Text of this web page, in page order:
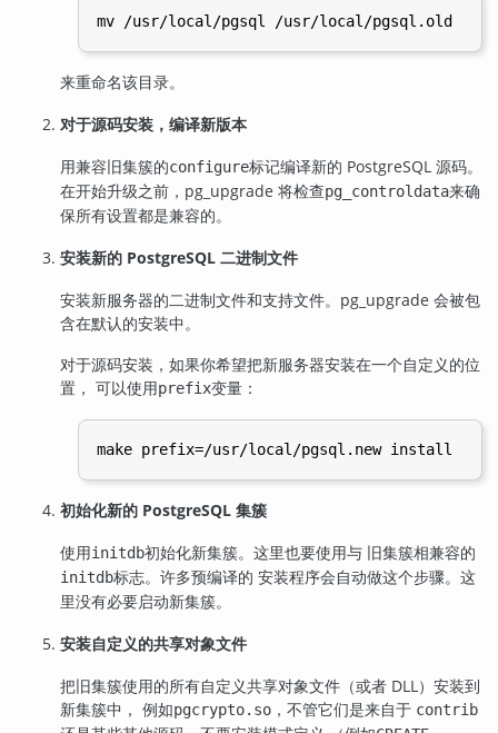
来重命名该目录。
对于源码安装，编译新版本
用兼容旧集簇的configure标记编译新的 PostgreSQL 源码。
在开始升级之前， pg_upgrade 将检查pg_controldata来确
保所有设置都是兼容的。
安装新的 PostgreSQL 二进制文件
安装新服务器的二进制文件和支持文件。 pg_upgrade 会被包
含在默认的安装中。
对于源码安装，如果你希望把新服务器安装在一个自定义的位
置， 可以使用prefix变量：
初始化新的 PostgreSQL 集簇
使用initdb初始化新集簇。这里也要使用与 旧集簇相兼容的
initdb标志。许多预编译的 安装程序会自动做这个步骤。这
里没有必要启动新集簇。
安装自定义的共享对象文件
把旧集簇使用的所有自定义共享对象文件（或者 DLL）安装到
新集簇中， 例如pgcrypto.so ，不管它们是来自于 contrib